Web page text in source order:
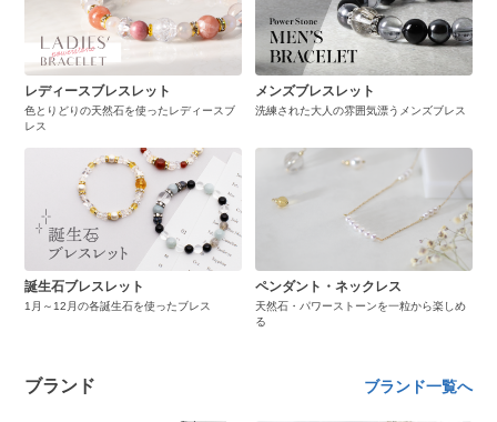
レディースブレスレット
色とりどりの天然石を使ったレディースブ
レス
メンズブレスレット
洗練された大人の雰囲気漂うメンズブレス
誕生石ブレスレット
1月～12月の各誕生石を使ったブレス
ペンダント・ネックレス
天然石・パワーストーンを一粒から楽しめ
る
ブランド ブランド一覧へ